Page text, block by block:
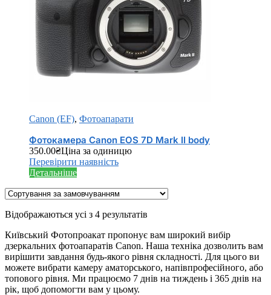
Canon (EF), Фотоапарати
Фотокамера Canon EOS 7D Mark II body
350.00₴Ціна за одиницю
Перевірити наявність
Детальніше
Відображаються усі з 4 результатів
Київський Фотопроакат пропонує вам широкий вибір
дзеркальних фотоапаратів Canon. Наша техніка дозволить вам
вирішити завдання будь-якого рівня складності. Для цього ви
можете вибрати камеру аматорського, напівпрофесійного, або
топового рівня. Ми працюємо 7 днів на тиждень і 365 днів на
рік, щоб допомогти вам у цьому.